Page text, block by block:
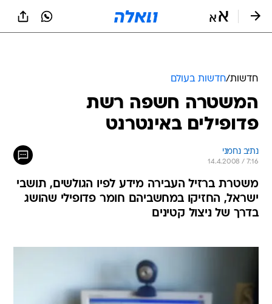
חדשות/חדשות בעולם
המשטרה חשפה רשת
פדופילים באינטרנט
נתיב נחמני
14.4.2008 / 7:16
משטרת ברזיל העבירה מידע לפיו הגולשים, תושבי
ישראל, החזיקו במחשביהם חומר פדופילי שהושג
בדרך של ניצול קטינים